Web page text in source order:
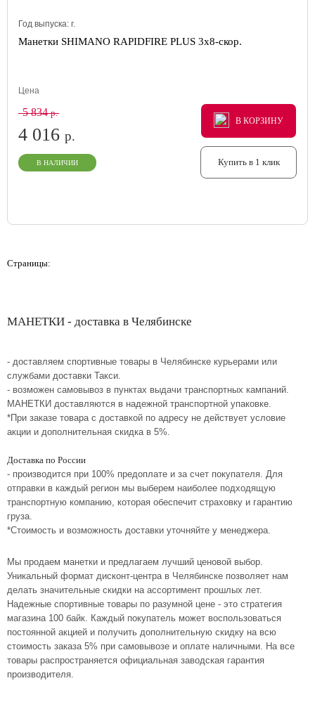
Год выпуска: г.
Манетки SHIMANO RAPIDFIRE PLUS 3x8-скор.
Цена
5 834р.
4 016 р.
В НАЛИЧИИ
В КОРЗИНУ
В КОРЗИНУ
В КОРЗИНУ
Купить в 1 клик
Страницы:
МАНЕТКИ - доставка в Челябинске
- доставляем спортивные товары в Челябинске курьерами или
службами доставки Такси.
- возможен самовывоз в пунктах выдачи транспортных кампаний.
МАНЕТКИ доставляются в надежной транспортной упаковке.
*При заказе товара с доставкой по адресу не действует условие
акции и дополнительная скидка в 5%.
Доставка по России
- производится при 100% предоплате и за счет покупателя. Для
отправки в каждый регион мы выберем наиболее подходящую
транспортную компанию, которая обеспечит страховку и гарантию
груза.
*Стоимость и возможность доставки уточняйте у менеджера.
Мы продаем манетки и предлагаем лучший ценовой выбор.
Уникальный формат дисконт-центра в Челябинске позволяет нам
делать значительные скидки на ассортимент прошлых лет.
Надежные спортивные товары по разумной цене - это стратегия
магазина 100 байк. Каждый покупатель может воспользоваться
постоянной акцией и получить дополнительную скидку на всю
стоимость заказа 5% при самовывозе и оплате наличными. На все
товары распространяется официальная заводская гарантия
производителя.